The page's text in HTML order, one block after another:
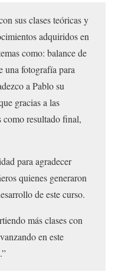
sus clases teóricas y
adquiridos en
como: balance de
una fotografía para
a Pablo su
gracias a las
como resultado final,
para agradecer
quienes generaron
de este curso.
más clases con
en este